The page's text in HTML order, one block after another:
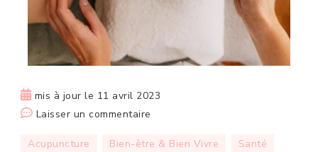
mis à jour le 11 avril 2023
Laisser un commentaire
Acupuncture Bien-être & Bien Vivre Santé